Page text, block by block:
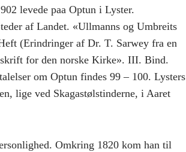
levede paa Optun i Lyster.
af Landet. «Ullmanns og Umbreits
(Erindringer af Dr. T. Sarwey fra en
for den norske Kirke». III. Bind.
om Optun findes 99 – 100. Lysters
lige ved Skagastølstinderne, i Aaret
Omkring 1820 kom han til